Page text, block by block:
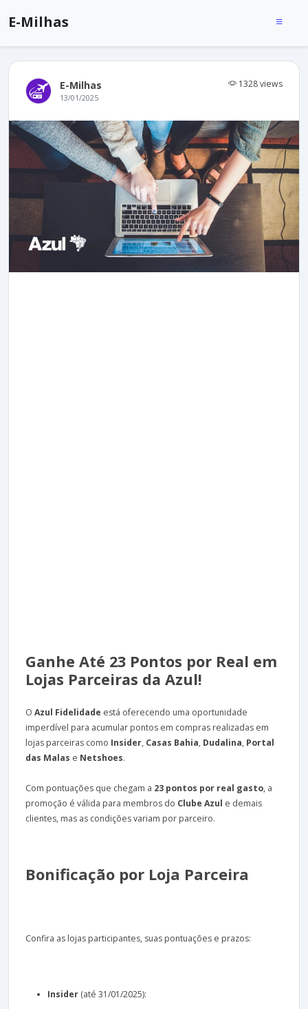
E-Milhas
E-Milhas 1328 views
13/01/2025
Ganhe Até 23 Pontos por Real em
Lojas Parceiras da Azul!
O Azul Fidelidade está oferecendo uma oportunidade
imperdível para acumular pontos em compras realizadas em
lojas parceiras como Insider, Casas Bahia, Dudalina, Portal
das Malas e Netshoes.
Com pontuações que chegam a 23 pontos por real gasto, a
promoção é válida para membros do Clube Azul e demais
clientes, mas as condições variam por parceiro.
Bonificação por Loja Parceira
Confira as lojas participantes, suas pontuações e prazos:
Insider (até 31/01/2025):